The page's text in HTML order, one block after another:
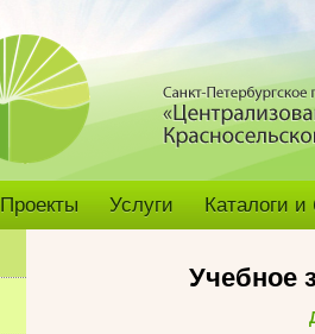
Проекты Услуги Каталоги
Учебное